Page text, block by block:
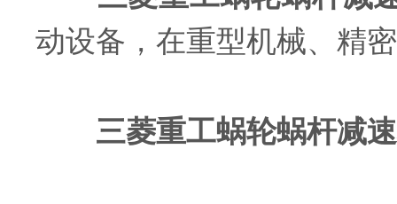
动设备，在重型机械、精
三菱重工蜗轮蜗杆减